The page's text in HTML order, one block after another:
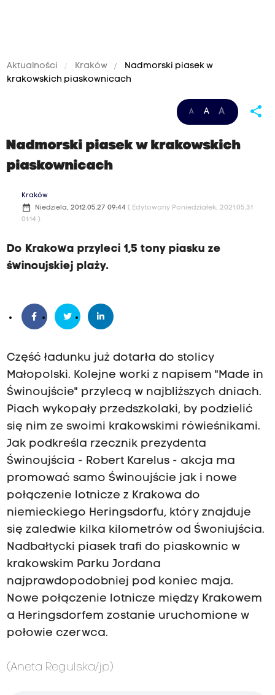
Aktualności Kraków
Nadmorski piasek w
krakowskich piaskownicach
A A A share
Nadmorski piasek w krakowskich
piaskownicach
Kraków
date_range Niedziela, 2012.05.27 09:44 ( Edytowany Poniedziałek, 2021.05.31
01:14 )
Do Krakowa przyleci 1,5 tony piasku ze
świnoujskiej plaży.
Część ładunku już dotarła do stolicy
Małopolski. Kolejne worki z napisem "Made in
Świnoujście" przylecą w najbliższych dniach.
Piach wykopały przedszkolaki, by podzielić
się nim ze swoimi krakowskimi rówieśnikami.
Jak podkreśla rzecznik prezydenta
Świnoujścia - Robert Karelus - akcja ma
promować samo Świnoujście jak i nowe
połączenie lotnicze z Krakowa do
niemieckiego Heringsdorfu, który znajduje
się zaledwie kilka kilometrów od Śwoniujścia.
Nadbałtycki piasek trafi do piaskownic w
krakowskim Parku Jordana
najprawdopodobniej pod koniec maja.
Nowe połączenie lotnicze między Krakowem
a Heringsdorfem zostanie uruchomione w
połowie czerwca.
(Aneta Regulska/jp)